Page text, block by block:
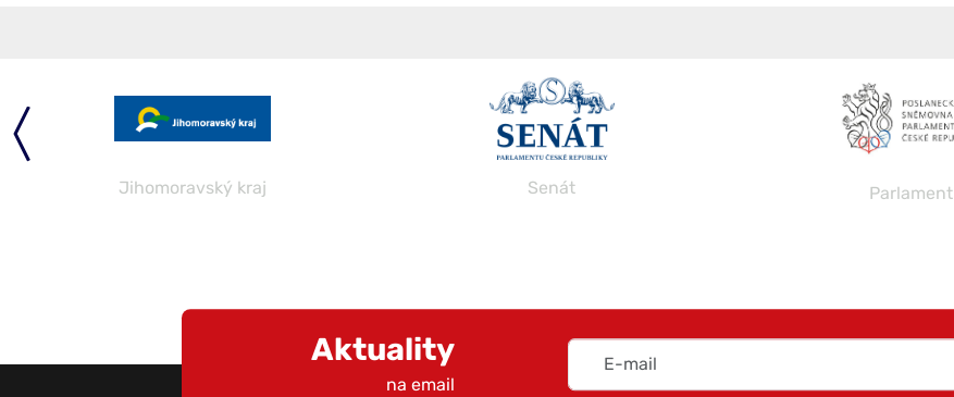
Jihomoravský kraj Senát Parlament
Aktuality
na email